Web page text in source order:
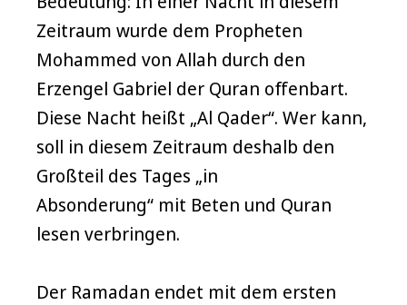
Zeitraum wurde dem Propheten
Mohammed von Allah durch den
Erzengel Gabriel der Quran offenbart.
Diese Nacht heißt „Al Qader“. Wer kann,
soll in diesem Zeitraum deshalb den
Großteil des Tages „in
Absonderung“ mit Beten und Quran
lesen verbringen.
Der Ramadan endet mit dem ersten